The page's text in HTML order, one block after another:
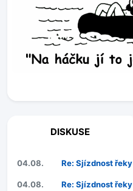
DISKUSE
04.08. Re: Sjízdnost řeky
04.08. Re: Sjízdnost řeky